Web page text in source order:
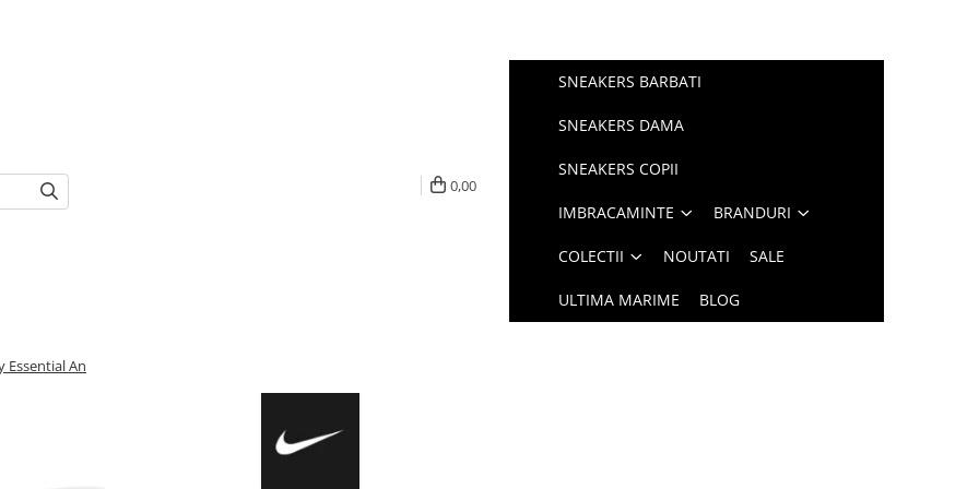
0,00
SNEAKERS BARBATI
SNEAKERS DAMA
SNEAKERS COPII
IMBRACAMINTE BRANDURI
COLECTII NOUTATI SALE
ULTIMA MARIME BLOG
Essential An